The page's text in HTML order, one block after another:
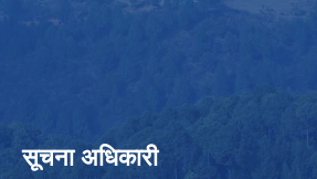
सूचना अधिकारी